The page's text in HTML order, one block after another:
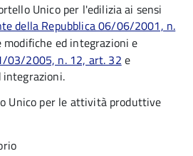
Unico per l'edilizia ai sensi
della Repubblica 06/06/2001, n.
modifiche ed integrazioni e
03/2005, n. 12, art. 32 e
integrazioni.
Unico per le attività produttive